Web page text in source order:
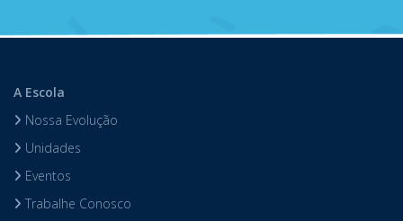
A Escola
Nossa Evolução
Unidades
Eventos
Trabalhe Conosco